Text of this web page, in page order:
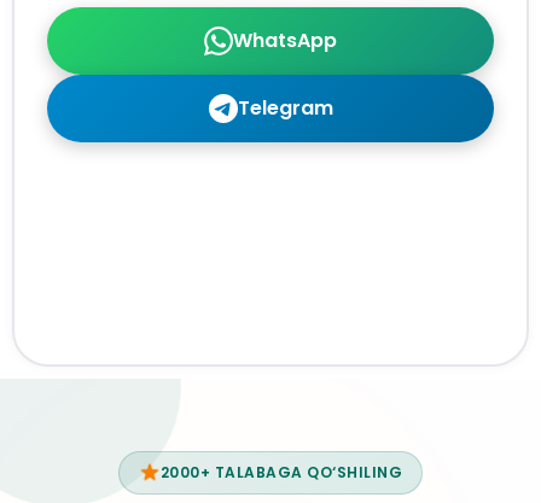
WhatsApp
Telegram
2000+ TALABAGA QO‘SHILING